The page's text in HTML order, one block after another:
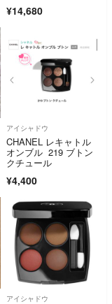
語表記ラベル有り
¥14,680
アイシャドウ
CHANEL レキャトル
オンブル 219 ブトン
クチュール
¥4,400
アイシャドウ